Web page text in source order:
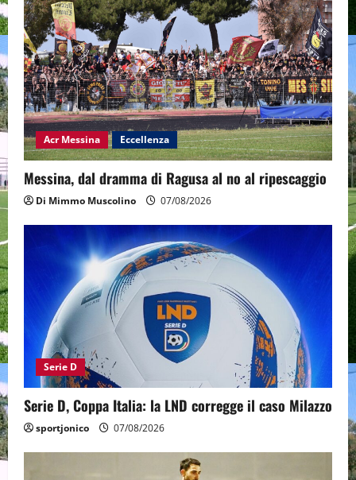
Acr Messina Eccellenza
Messina, dal dramma di Ragusa al no al ripescaggio
Di Mimmo Muscolino 07/08/2026
Serie D
Serie D, Coppa Italia: la LND corregge il caso Milazzo
sportjonico 07/08/2026